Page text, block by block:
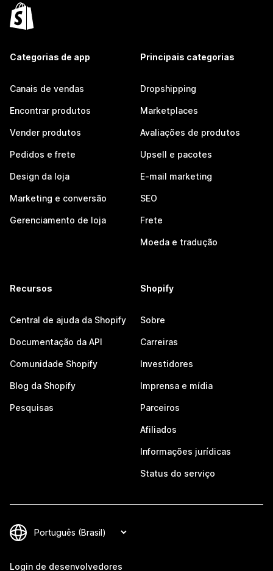
Categorias de app
Canais de vendas
Encontrar produtos
Vender produtos
Pedidos e frete
Design da loja
Marketing e conversão
Gerenciamento de loja
Principais categorias
Dropshipping
Marketplaces
Avaliações de produtos
Upsell e pacotes
E-mail marketing
SEO
Frete
Moeda e tradução
Recursos
Central de ajuda da Shopify
Documentação da API
Comunidade Shopify
Blog da Shopify
Pesquisas
Shopify
Sobre
Carreiras
Investidores
Imprensa e mídia
Parceiros
Afiliados
Informações jurídicas
Status do serviço
Login de desenvolvedores